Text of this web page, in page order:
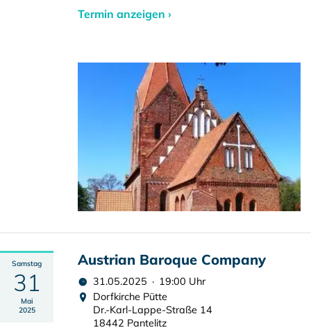
Termin anzeigen ›
Samstag
31
Mai
2025
Austrian Baroque Company
31.05.2025 · 19:00 Uhr
Dorfkirche Pütte
Dr.-Karl-Lappe-Straße 14
18442 Pantelitz